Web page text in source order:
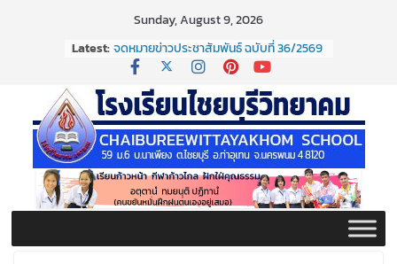
Sunday, August 9, 2026
Latest: จดหมายข่าวประชาสัมพันธ์ ฉบับที่ 36/2569
ประจำเดือนมิถุนายน 2569
กิจกรรมวันสุนทรภู่ ประจำปี ๒๕๖๙
จดหมายข่าวประชาสัมพันธ์ ฉบับที่ 38/2569
ประจำเดือนมิถุนายน 2569
จดหมายข่าวประชาสัมพันธ์ ฉบับที่ 37/2569
ประจำเดือนมิถุนายน 2569